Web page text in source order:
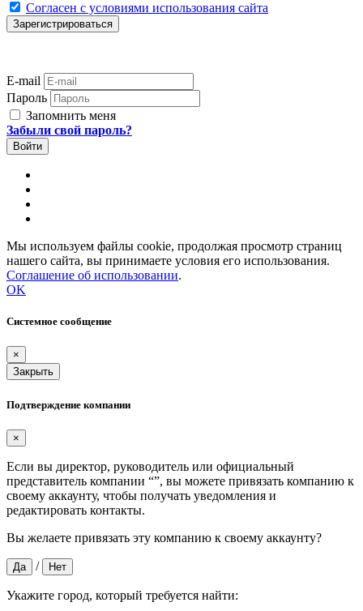
Согласен с условиями использования сайта
E-mail
Пароль
Запомнить меня
Забыли свой пароль?
Мы используем файлы cookie, продолжая просмотр страниц
нашего сайта, вы принимаете условия его использования.
Соглашение об использовании.
OK
Системное сообщение
×
Закрыть
Подтверждение компании
×
Если вы директор, руководитель или официальный
представитель компании “”, вы можете привязать компанию к
своему аккаунту, чтобы получать уведомления и
редактировать контакты.
Вы желаете привязать эту компанию к своему аккаунту?
Да / Нет
Укажите город, который требуется найти: